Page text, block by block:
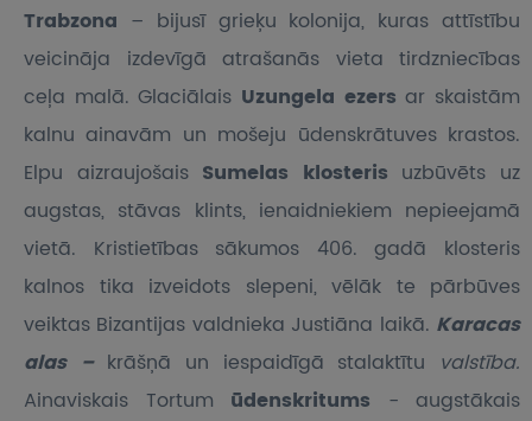
Trabzona – bijusī grieķu kolonija, kuras attīstību
veicināja izdevīgā atrašanās vieta tirdzniecības
ceļa malā. Glaciālais Uzungela ezers ar skaistām
kalnu ainavām un mošeju ūdenskrātuves krastos.
Elpu aizraujošais Sumelas klosteris uzbūvēts uz
augstas, stāvas klints, ienaidniekiem nepieejamā
vietā. Kristietības sākumos 406. gadā klosteris
kalnos tika izveidots slepeni, vēlāk te pārbūves
veiktas Bizantijas valdnieka Justiāna laikā. Karacas
alas – krāšņā un iespaidīgā stalaktītu valstība.
Ainaviskais Tortum ūdenskritums - augstākais